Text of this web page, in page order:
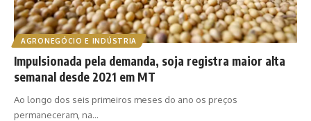
AGRONEGÓCIO E INDÚSTRIA
Impulsionada pela demanda, soja registra maior alta
semanal desde 2021 em MT
Ao longo dos seis primeiros meses do ano os preços
permaneceram, na…